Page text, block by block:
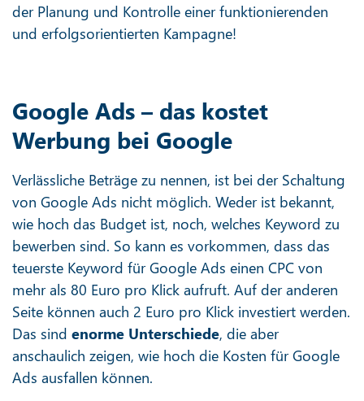
der Planung und Kontrolle einer funktionierenden
und erfolgsorientierten Kampagne!
Google Ads – das kostet
Werbung bei Google
Verlässliche Beträge zu nennen, ist bei der Schaltung
von Google Ads nicht möglich. Weder ist bekannt,
wie hoch das Budget ist, noch, welches Keyword zu
bewerben sind. So kann es vorkommen, dass das
teuerste Keyword für Google Ads einen CPC von
mehr als 80 Euro pro Klick aufruft. Auf der anderen
Seite können auch 2 Euro pro Klick investiert werden.
Das sind enorme Unterschiede, die aber
anschaulich zeigen, wie hoch die Kosten für Google
Ads ausfallen können.